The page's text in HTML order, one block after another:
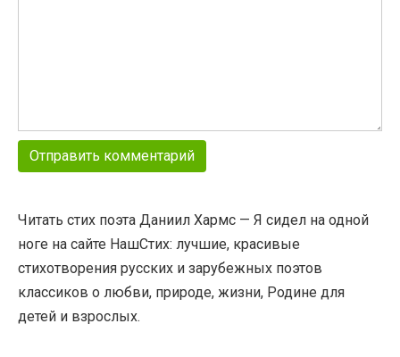
Читать стих поэта Даниил Хармс — Я сидел на одной
ноге на сайте НашСтих: лучшие, красивые
стихотворения русских и зарубежных поэтов
классиков о любви, природе, жизни, Родине для
детей и взрослых.